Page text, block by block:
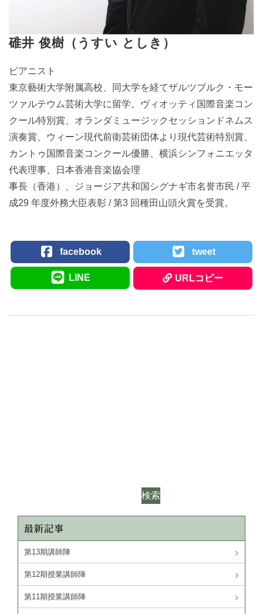
碓井 俊樹（うすい としき）
ピアニスト
東京藝術大学附属高校、同大学を経てザルツブルク・モー
ツァルテウム芸術大学に留学。ヴィオッティ国際音楽コン
クール特別賞、オランダミュージックセッションドネムス
演奏賞、ウィーン現代前衛芸術団体より現代芸術特別賞、
カントゥ国際音楽コンクール優勝、横浜シンフォニエッタ
代表理事、日本香港音楽協会理
事長（香港）、ジョージア共和国シグナギ市名誉市民 / 平
成29 年度外務大臣表彰 / 第3 回種田山頭火賞を受賞。
facebook tweet
LINE URLコピー
検索
最新記事
第13期講師陣
第12期授業講師陣
第11期授業講師陣